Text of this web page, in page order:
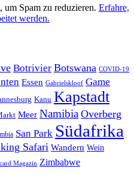
Spam zu reduzieren. Erfahre,
werden.
Botrivier Botswana COVID-19
Essen Gabrielskloof Game
Kanu Kapstadt
Meer Namibia Overberg
San Park Südafrika
Safari Wandern Wein
Magazin Zimbabwe